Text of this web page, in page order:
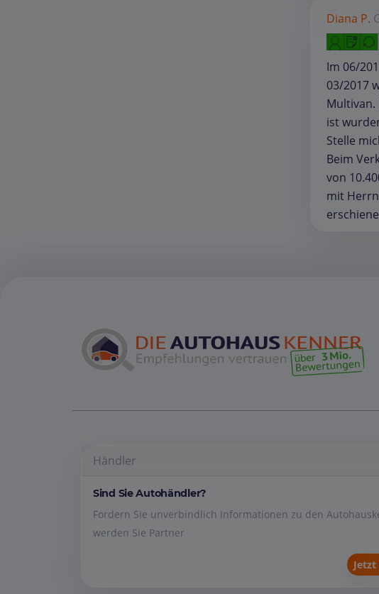
Diana P.
Im 06/
03/2017
Multivan.
ist
Stelle
Beim
von
mit
Händler
Sind Sie Autohändler?
Fordern Sie unverbindlich Informationen zu den
werden Sie Partner